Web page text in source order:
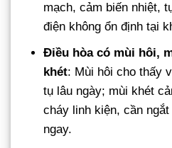
mạch, cảm biến nhiệt,
điện không ổn định tại
Điều hòa có mùi hôi,
khét: Mùi hôi cho thấy
tụ lâu ngày; mùi khét
cháy linh kiện, cần
ngay.